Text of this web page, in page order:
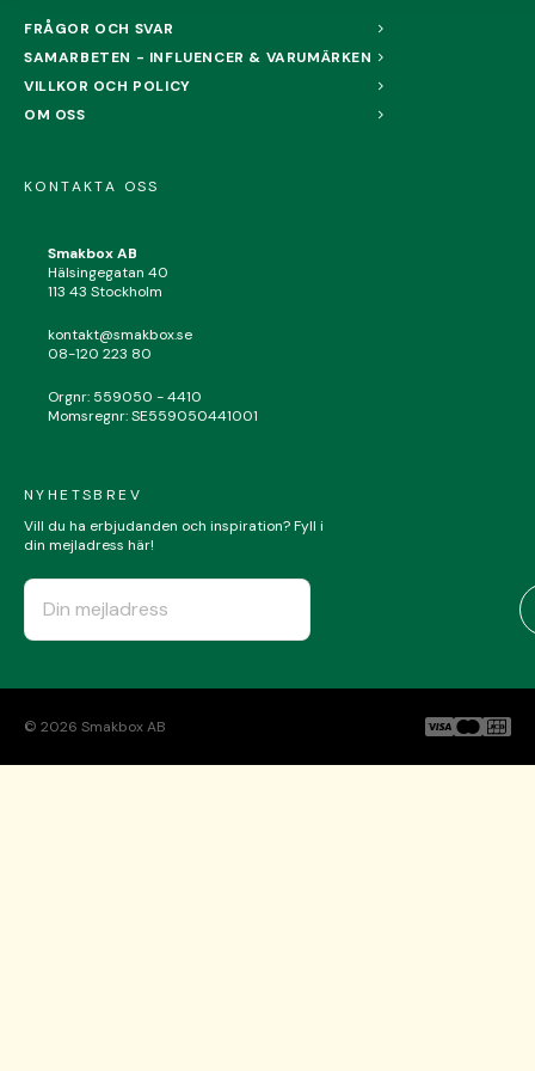
Efternamn*
Din mejladress
KONTAKTA OSS
Smakbox AB
Hälsingegatan 40
113 43 Stockholm
kontakt@smakbox.se
08-120 223 80
Orgnr: 559050 - 4410
Momsregnr: SE559050441001
FRÅGOR OCH SVAR
SAMARBETEN - INFLUENCER & VARUMÄRKEN
VILLKOR OCH POLICY
OM OSS
NYHETSBREV
Vill du ha erbjudanden och inspiration? Fyll i
din mejladress här!
© 2026 Smakbox AB